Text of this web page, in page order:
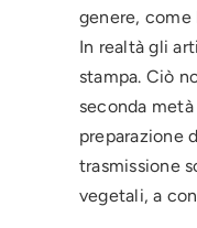
genere,
In realtà gli
stampa. Ciò
seconda metà
preparazione
trasmissione
vegetali, a